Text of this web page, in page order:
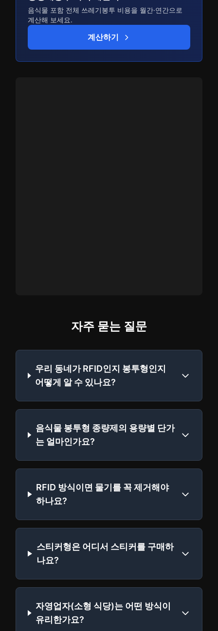
음식물 포함 전체 쓰레기봉투 비용을 월간·연간으로
계산해 보세요.
계산하기
자주 묻는 질문
우리 동네가 RFID인지 봉투형인지
어떻게 알 수 있나요?
음식물 봉투형 종량제의 용량별 단가
는 얼마인가요?
RFID 방식이면 물기를 꼭 제거해야
하나요?
스티커형은 어디서 스티커를 구매하
나요?
자영업자(소형 식당)는 어떤 방식이
유리한가요?